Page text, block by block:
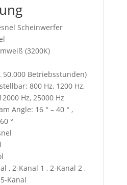
Scheinwerfer
(3200K)
50.000 Betriebsstunden)
800 Hz, 1200 Hz,
Hz, 25000 Hz
Angle: 16 ° – 40 ° ,
°
, 2-Kanal 1 , 2-Kanal 2 ,
Kanal